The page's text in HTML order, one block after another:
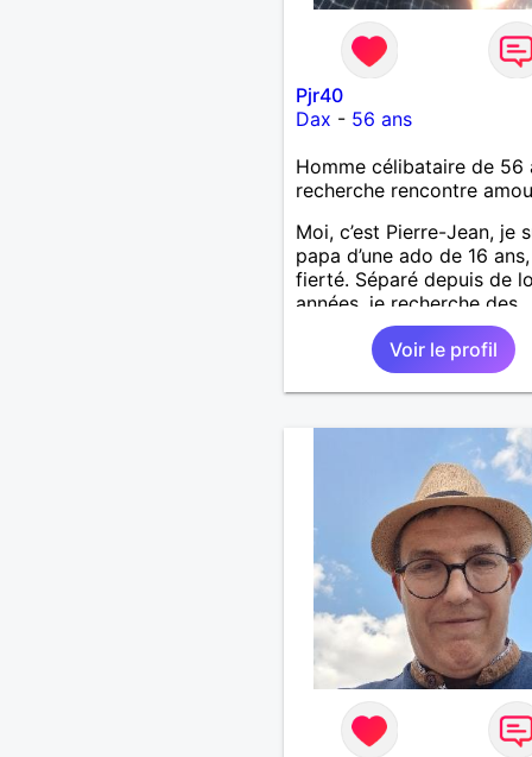
Pjr40
Dax - 56 ans
Homme célibataire de 56
recherche rencontre
Moi, c’est Pierre-Jean, je
papa d’une ado de 16
fierté. Séparé depuis de
années, je recherche des
affinités amicales afin de
rompre une solitude
difficile à gérer ainsi que
le vague à l’âme. L’amitié
yeux mais peut se décliner
des sentiments plus
« Le temps fera son œuvre
disait Arthur
philosophe allemand que
J’aime discuter sans pour
être trop locace. Je suis
de qualités avec très peu
défauts. Je suis altruiste,
bienveillant, empathique,
attentionné, honnête,
respectueux, doux de
et compréhensif : je laisse
Voir le profil